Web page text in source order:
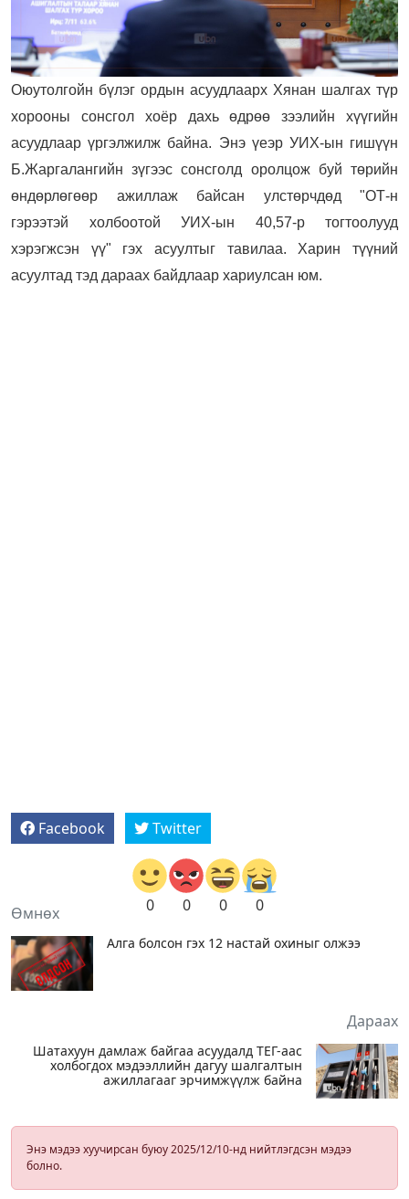
Оюутолгойн бүлэг ордын асуудлаарх Хянан шалгах түр
хорооны сонсгол хоёр дахь өдрөө зээлийн хүүгийн
асуудлаар үргэлжилж байна. Энэ үеэр УИХ-ын гишүүн
Б.Жаргалангийн зүгээс сонсголд оролцож буй төрийн
өндөрлөгөөр ажиллаж байсан улстөрчдөд "ОТ-н
гэрээтэй холбоотой УИХ-ын 40,57-р тогтоолууд
хэрэгжсэн үү" гэх асуултыг тавилаа. Харин түүний
асуултад тэд дараах байдлаар хариулсан юм.
Facebook Twitter
0 0 0 0
Өмнөх
Алга болсон гэх 12 настай охиныг олжээ
Дараах
Шатахуун дамлаж байгаа асуудалд ТЕГ-аас
холбогдох мэдээллийн дагуу шалгалтын
ажиллагааг эрчимжүүлж байна
Энэ мэдээ хуучирсан буюу 2025/12/10-нд нийтлэгдсэн мэдээ
болно.